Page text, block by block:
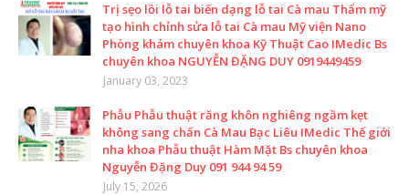
Trị sẹo lồi lỗ tai biến dạng lỗ tai Cà mau Thẩm mỹ
tạo hình chỉnh sửa lỗ tai Cà mau Mỹ viện Nano
Phòng khám chuyên khoa Kỹ Thuật Cao IMedic Bs
chuyên khoa NGUYỄN ĐẶNG DUY 0919449459
January 03, 2023
Phẫu Phẫu thuật răng khôn nghiêng ngầm kẹt
không sang chấn Cà Mau Bạc Liêu IMedic Thế giới
nha khoa Phẫu thuật Hàm Mặt Bs chuyên khoa
Nguyễn Đặng Duy 091 944 94 59
July 15, 2026